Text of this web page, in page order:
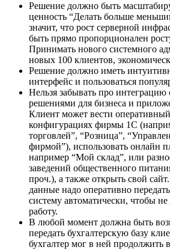
Решение должно быть
ценность “Делать больше
значит, что рост серверной
быть прямо пропорционален
Принимать нового системного
новых 100 клиентов,
Решение должно иметь
интерфейс и пользоваться
Нельзя забывать про
решениями для бизнеса и
Клиент может вести
конфигурациях фирмы 1С
торговлей”, “Розница”,
фирмой”), использовать онлайн
например “Мой склад”, или
заведений общественного
проч.), а также открыть свой
данные надо оперативно
систему автоматически, чтобы
работу.
В любой момент должна быть
передать бухгалтерскую базу
бухгалтер мог в ней продолжить